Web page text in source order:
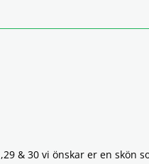
& 30 vi önskar er en skön